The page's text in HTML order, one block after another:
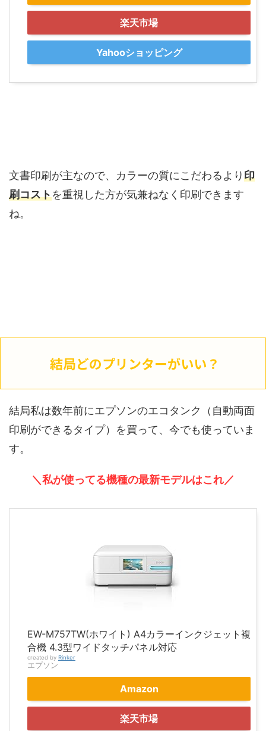
楽天市場
Yahooショッピング
文書印刷が主なので、カラーの質にこだわるより印
刷コストを重視した方が気兼ねなく印刷できます
ね。
結局どのプリンターがいい？
結局私は数年前にエプソンのエコタンク（自動両面
印刷ができるタイプ）を買って、今でも使っていま
す。
＼私が使ってる機種の最新モデルはこれ／
EW-M757TW(ホワイト) A4カラーインクジェット複
合機 4.3型ワイドタッチパネル対応
created by Rinker
エプソン
Amazon
楽天市場